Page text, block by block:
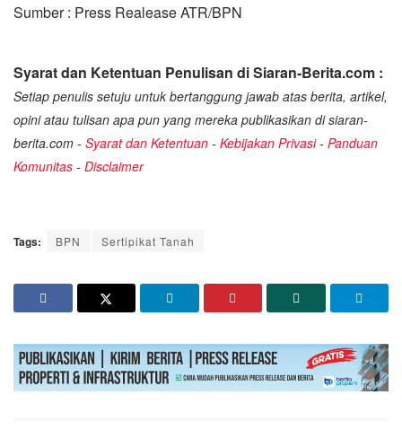
Sumber : Press Realease ATR/BPN
Syarat dan Ketentuan Penulisan di Siaran-Berita.com :
Setiap penulis setuju untuk bertanggung jawab atas berita, artikel,
opini atau tulisan apa pun yang mereka publikasikan di siaran-
berita.com - Syarat dan Ketentuan - Kebijakan Privasi- Panduan
Komunitas - Disclaimer
Tags: BPN Sertipikat Tanah